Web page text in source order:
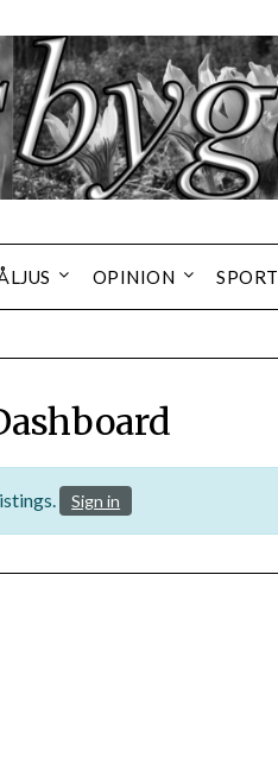
OPINION SPORT
Sign in